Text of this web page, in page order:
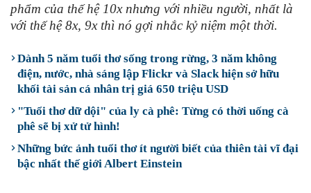
phẩm của thế hệ 10x nhưng với nhiều người, nhất là
với thế hệ 8x, 9x thì nó gợi nhắc kỷ niệm một thời.
Dành 5 năm tuổi thơ sống trong rừng, 3 năm không
điện, nước, nhà sáng lập Flickr và Slack hiện sở hữu
khối tài sản cá nhân trị giá 650 triệu USD
"Tuổi thơ dữ dội" của ly cà phê: Từng có thời uống cà
phê sẽ bị xử tử hình!
Những bức ảnh tuổi thơ ít người biết của thiên tài vĩ đại
bậc nhất thế giới Albert Einstein